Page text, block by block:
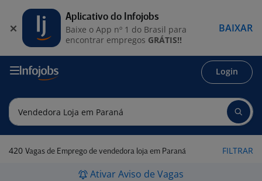
Login
420 Vagas de Emprego de vendedora loja em Paraná FILTRAR
Ativar Aviso de Vagas
Aplicativo do Infojobs
Baixe o App nº 1 do Brasil para
encontrar empregos GRÁTIS!!
BAIXAR